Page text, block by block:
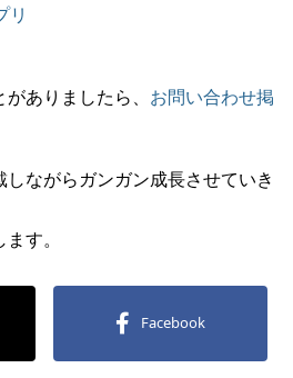
リ
ありましたら、 お問い合わせ掲
ながらガンガン成長させていき
す。
Facebook